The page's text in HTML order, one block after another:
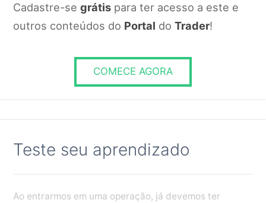
Dados de mercado e notícias.
RESPONDER
Cadastre-se grátispara ter acesso a este e
outros conteúdos do Portal do Trader!
COMECE AGORA
Teste seu aprendizado
Ao entrarmos em uma operação, já devemos ter